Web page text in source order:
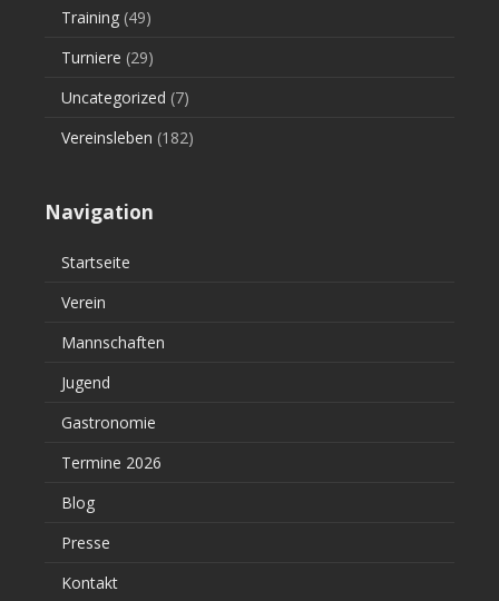
Training (49)
Turniere (29)
Uncategorized (7)
Vereinsleben (182)
Navigation
Startseite
Verein
Mannschaften
Jugend
Gastronomie
Termine 2026
Blog
Presse
Kontakt